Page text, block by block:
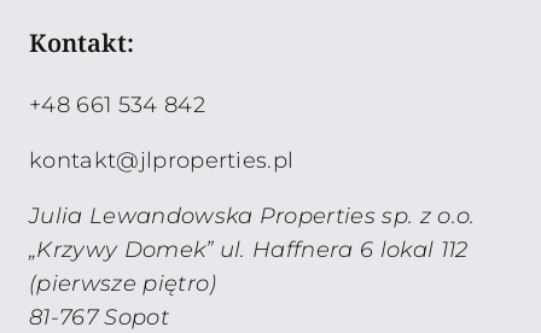
Kontakt:
+48 661 534 842
kontakt@jlproperties.pl
Julia Lewandowska Properties sp. z o.o.
„Krzywy Domek” ul. Haffnera 6 lokal 112
(pierwsze piętro)
81-767 Sopot